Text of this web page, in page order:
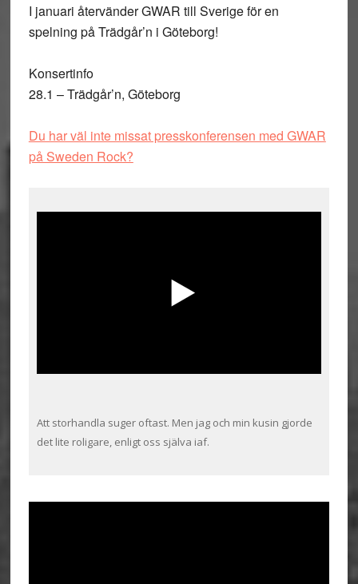
I januari återvänder GWAR till Sverige för en
spelning på Trädgår’n i Göteborg!
Konsertinfo
28.1 – Trädgår’n, Göteborg
Du har väl inte missat presskonferensen med GWAR
på Sweden Rock?